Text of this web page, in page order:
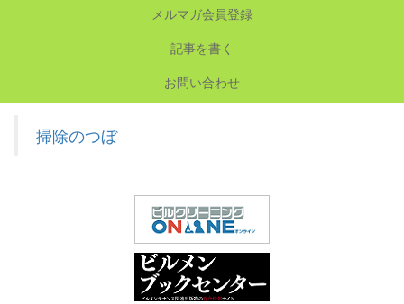
メルマガ会員登録
記事を書く
お問い合わせ
掃除のつぼ